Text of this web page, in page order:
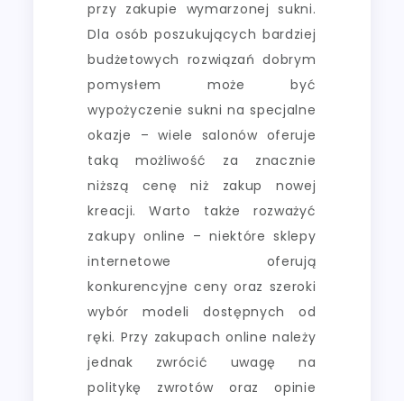
przy zakupie wymarzonej sukni.
Dla osób poszukujących bardziej
budżetowych rozwiązań dobrym
pomysłem może być
wypożyczenie sukni na specjalne
okazje – wiele salonów oferuje
taką możliwość za znacznie
niższą cenę niż zakup nowej
kreacji. Warto także rozważyć
zakupy online – niektóre sklepy
internetowe oferują
konkurencyjne ceny oraz szeroki
wybór modeli dostępnych od
ręki. Przy zakupach online należy
jednak zwrócić uwagę na
politykę zwrotów oraz opinie